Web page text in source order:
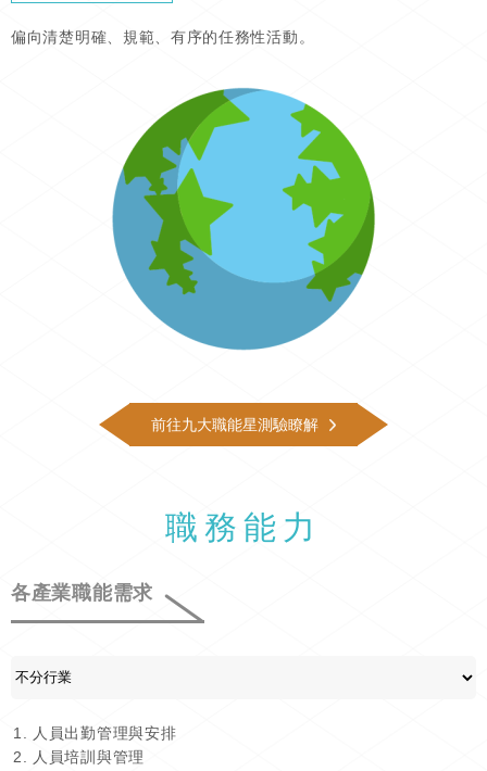
偏向清楚明確、規範、有序的任務性活動。
前往九大職能星測驗瞭解
職務能力
各產業職能需求
人員出勤管理與安排
人員培訓與管理